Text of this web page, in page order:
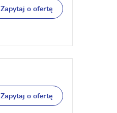
Zapytaj o ofertę
Zapytaj o ofertę